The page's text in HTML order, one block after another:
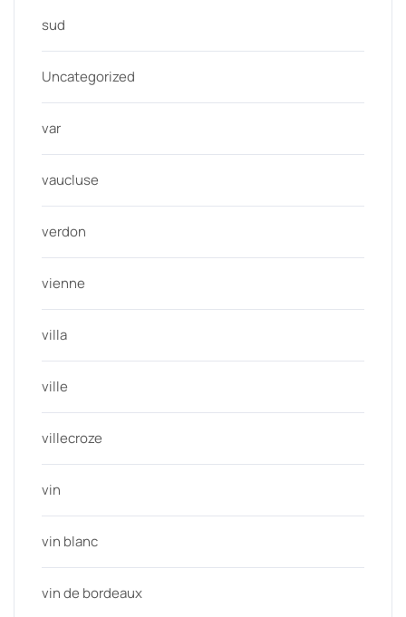
sud
Uncategorized
var
vaucluse
verdon
vienne
villa
ville
villecroze
vin
vin blanc
vin de bordeaux